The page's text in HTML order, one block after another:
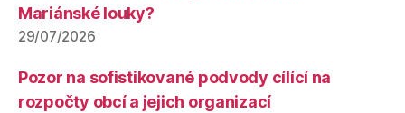
Mariánské louky?
29/07/2026
Pozor na sofistikované podvody cílící na
rozpočty obcí a jejich organizací